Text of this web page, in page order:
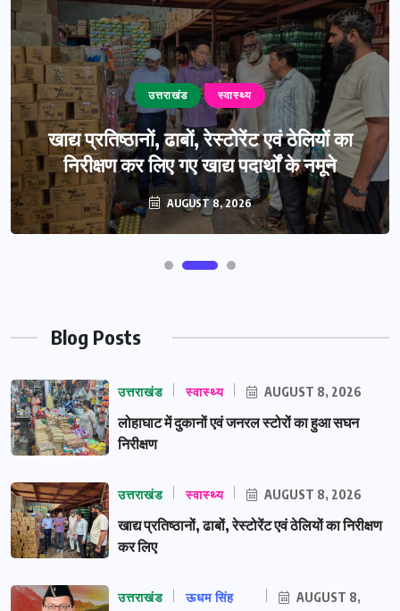
उत्तराखंड स्वास्थ्य
खाद्य प्रतिष्ठानों, ढाबों, रेस्टोरेंट एवं ठेलियों का
निरीक्षण कर लिए गए खाद्य पदार्थों के नमूने
AUGUST 8, 2026
Blog Posts
उत्तराखंड स्वास्थ्य AUGUST 8, 2026
लोहाघाट में दुकानों एवं जनरल स्टोरों का हुआ सघन
निरीक्षण
उत्तराखंड स्वास्थ्य AUGUST 8, 2026
खाद्य प्रतिष्ठानों, ढाबों, रेस्टोरेंट एवं ठेलियों का निरीक्षण
कर लिए
उत्तराखंड ऊधम सिंह AUGUST 8,